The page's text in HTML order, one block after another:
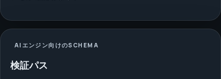
AIエンジン向けのSCHEMA
検証パス